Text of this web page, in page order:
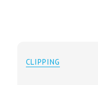
CLIPPING